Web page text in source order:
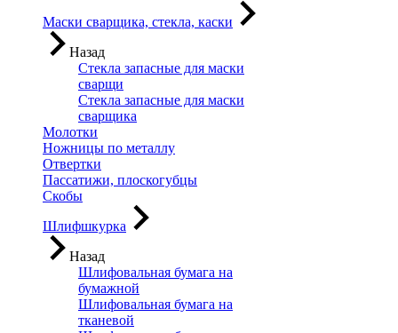
Маски сварщика, стекла, каски
Назад
Стекла запасные для маски
сварщи
Стекла запасные для маски
сварщика
Молотки
Ножницы по металлу
Отвертки
Пассатижи, плоскогубцы
Скобы
Шлифшкурка
Назад
Шлифовальная бумага на
бумажной
Шлифовальная бумага на
тканевой